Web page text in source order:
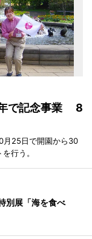
で記念事業 8
月25日で開園から30
行う。
別展「海を食べ